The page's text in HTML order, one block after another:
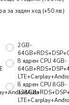
за заден ход (+50 лв.)
2GB-
8 ядрен CPU 4GB-
8 ядрен CPU 8GB-